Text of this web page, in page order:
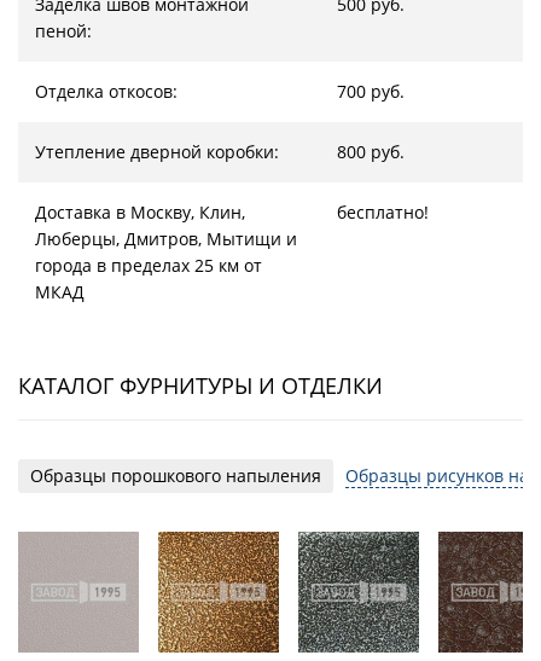
пеной:
Отделка откосов: 700 руб.
Утепление дверной коробки: 800 руб.
Доставка в Москву, Клин,
Люберцы, Дмитров, Мытищи и
города в пределах 25 км от
МКАД
бесплатно!
КАТАЛОГ ФУРНИТУРЫ И ОТДЕЛКИ
Образцы порошкового напыления Образцы рисунков на